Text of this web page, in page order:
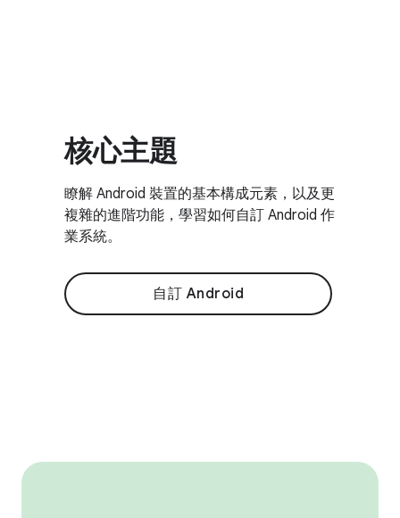
核心主題
瞭解 Android 裝置的基本構成元素，以及更
複雜的進階功能，學習如何自訂 Android 作
業系統。
自訂 Android